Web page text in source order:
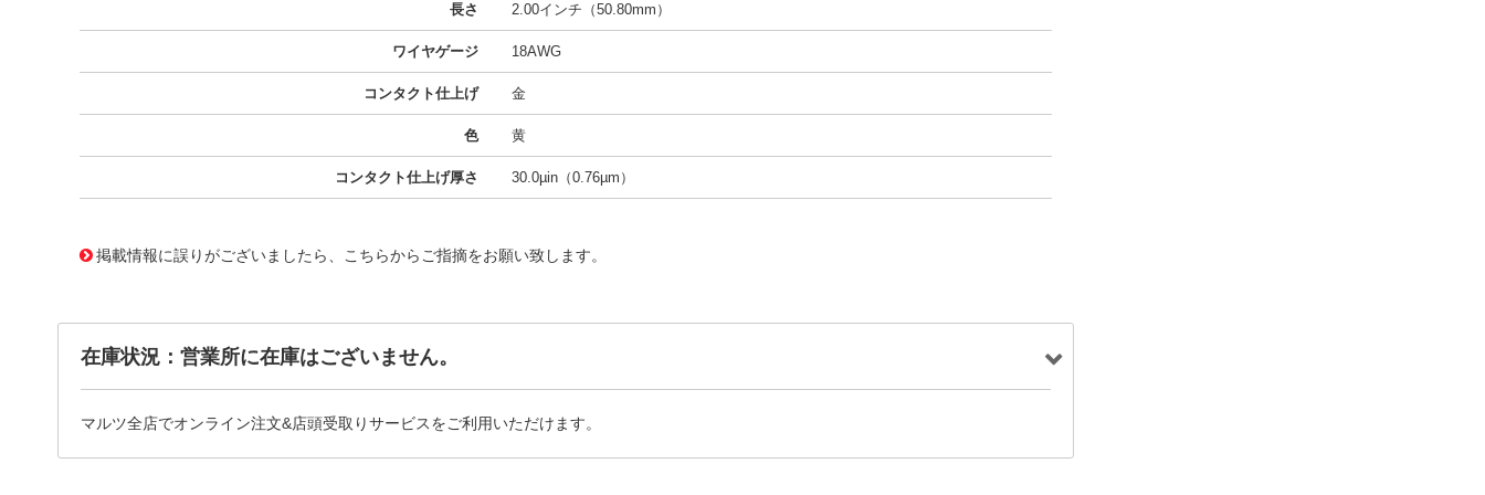
長さ 2.00インチ（50.80mm）
ワイヤゲージ 18AWG
コンタクト仕上げ 金
色 黄
コンタクト仕上げ厚さ 30.0µin（0.76µm）
掲載情報に誤りがございましたら、こちらからご指摘をお願い致します。
在庫状況：営業所に在庫はございません。
マルツ全店でオンライン注文&店頭受取りサービスをご利用いただけます。